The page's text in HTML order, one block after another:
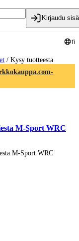
Kirjaudu
fi
/ Kysy tuotteesta
M-Sport WRC
M-Sport WRC